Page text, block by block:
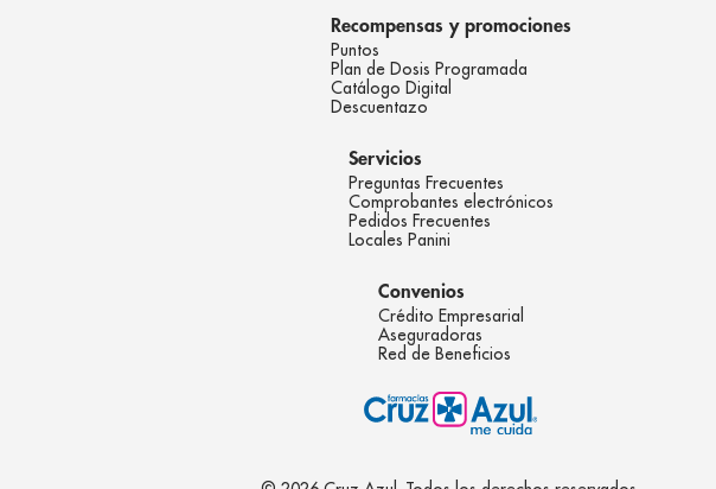
Recompensas y promociones
Puntos
Plan de Dosis Programada
Catálogo Digital
Descuentazo
Servicios
Preguntas Frecuentes
Comprobantes electrónicos
Pedidos Frecuentes
Locales Panini
Convenios
Crédito Empresarial
Aseguradoras
Red de Beneficios